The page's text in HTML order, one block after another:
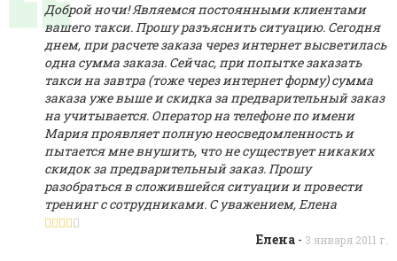
Доброй ночи! Являемся постоянными клиентами
вашего такси. Прошу разъяснить ситуацию. Сегодня
днем, при расчете заказа через интернет высветилась
одна сумма заказа. Сейчас, при попытке заказать
такси на завтра (тоже через интернет форму) сумма
заказа уже выше и скидка за предварительный заказ
на учитывается. Оператор на телефоне по имени
Мария проявляет полную неосведомленность и
пытается мне внушить, что не существует никаких
скидок за предварительный заказ. Прошу
разобраться в сложившейся ситуации и провести
тренинг с сотрудниками. С уважением, Елена
Елена - 3 января 2011 г.